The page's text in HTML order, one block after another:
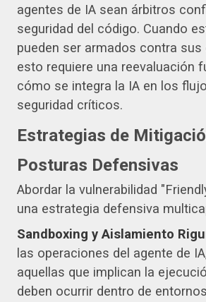
agentes de IA sean árbitros
seguridad del código. Cuando
pueden ser armados contra sus
esto requiere una reevaluación
cómo se integra la IA en los
seguridad críticos.
Estrategias de
Posturas Defensivas
Abordar la vulnerabilidad
una estrategia defensiva
Sandboxing y Aislamiento
las operaciones del agente de
aquellas que implican la
deben ocurrir dentro de